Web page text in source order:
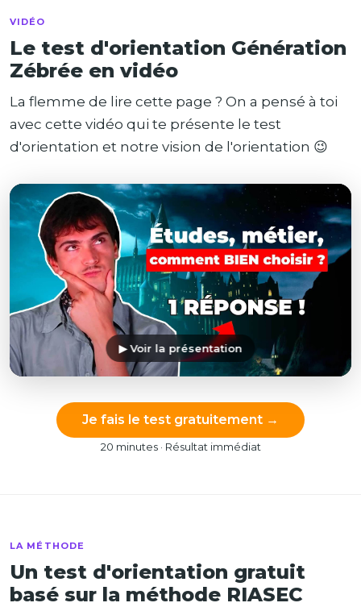
VIDÉO
Le test d'orientation Génération
Zébrée en vidéo
La flemme de lire cette page ? On a pensé à toi
avec cette vidéo qui te présente le test
d'orientation et notre vision de l'orientation 😉
▶ Voir la présentation
Je fais le test gratuitement →
20 minutes · Résultat immédiat
LA MÉTHODE
Un test d'orientation gratuit
basé sur la méthode RIASEC